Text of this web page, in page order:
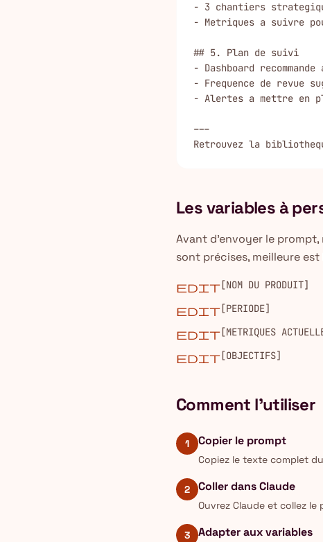
- 3 chantiers
- Metriques a suivre
## 5. Plan de suivi
- Dashboard
- Frequence de revue
- Alertes a mettre en
---
Retrouvez la
Les variables à
Avant d'envoyer le
sont précises, meilleure est
edit[NOM DU PRODUIT]
edit[PERIODE]
edit[METRIQUES
edit[OBJECTIFS]
Comment l'utiliser
1 Copier le prompt
Copiez le texte complet
2 Coller dans Claude
Ouvrez Claude et collez
3 Adapter aux variables